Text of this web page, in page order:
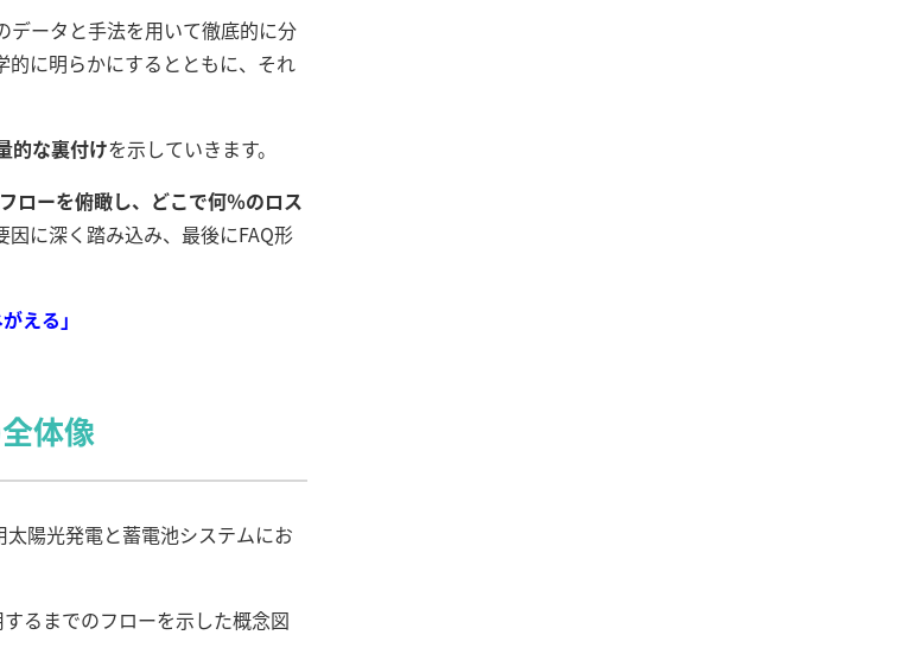
データと手法を用いて徹底的に分
的に明らかにするとともに、それ
的な裏付けを示していきます。
ローを俯瞰し、どこで何％のロス
に深く踏み込み、最後にFAQ形
える」
体像
太陽光発電と蓄電池システムにお
るまでのフローを示した概念図